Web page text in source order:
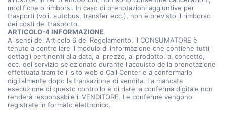
modifiche o rimborsi. In caso di prenotazioni aggiuntive per
trasporti (voli, autobus, transfer ecc.), non è previsto il rimborso
dei costi del trasporto.
ARTICOLO-4 INFORMAZIONE
Ai sensi del Articolo 6 del Regolamento, il CONSUMATORE è
tenuto a controllare il modulo di informazione che contiene tutti i
dettagli pertinenti alla data, al prezzo, al prodotto, al concetto,
ecc. del servizio selezionato durante l'acquisto della prenotazione
effettuata tramite il sito web o Call Center e a confermarlo
digitalmente dopo la transazione di vendita. La mancata
esecuzione di questo controllo e di dare la conferma digitale non
renderà responsabile il VENDITORE. Le conferme vengono
registrate in formato elettronico.